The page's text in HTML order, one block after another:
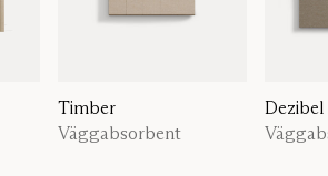
Timber
Väggabsorbent